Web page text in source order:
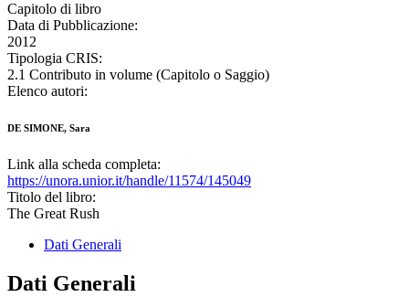
Capitolo di libro
Data di Pubblicazione:
2012
Tipologia CRIS:
2.1 Contributo in volume (Capitolo o Saggio)
Elenco autori:
DE SIMONE, Sara
Link alla scheda completa:
https://unora.unior.it/handle/11574/145049
Titolo del libro:
The Great Rush
Dati Generali
Dati Generali